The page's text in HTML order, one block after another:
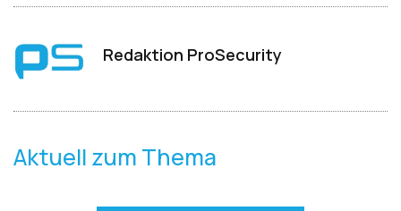
Redaktion ProSecurity
Aktuell zum Thema